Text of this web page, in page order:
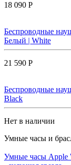
18 090 Р
Беспроводные
Белый | White
21 590 Р
Беспроводные
Black
Нет в наличии
Умные часы и
Умные часы Apple